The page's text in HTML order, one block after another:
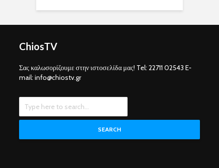
ChiosTV
Σας καλωσορίζουμε στην ιστοσελίδα μας! Tel: 22711 02543 E-
mail: info@chiostv.gr
SEARCH